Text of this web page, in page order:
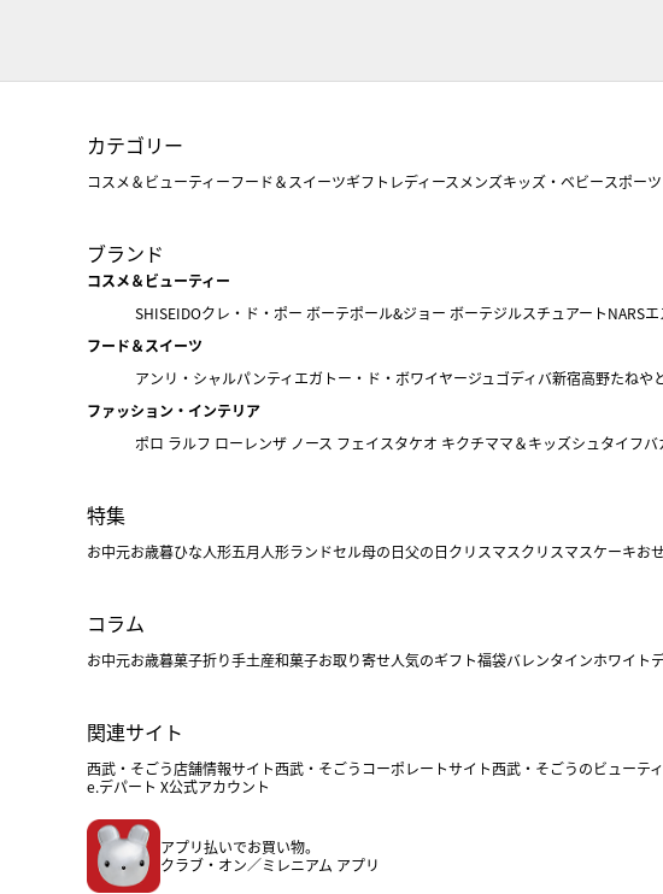
カテゴリー
コスメ＆ビューティーフード＆スイーツギフト レディース メンズキッズ・ベビースポー
ブランド
コスメ＆ビューティー
SHISEIDOクレ・ド・ポー ボーテポール&ジョー ボーテジルスチュアートNARSエ
フード＆スイーツ
アンリ・シャルパンティエガトー・ド・ボワイヤージュ ゴディバ新宿高野たねや
ファッション・インテリア
ポロ ラルフ ローレンザ ノース フェイスタケオ キクチママ＆キッズシュタイフバ
特集
お中元お歳暮ひな人形五月人形ランドセル母の日父の日クリスマスクリスマスケーキお
コラム
お中元お歳暮菓子折り手土産和菓子お取り寄せ人気のギフト福袋バレンタインホワイト
関連サイト
西武・そごう店舗情報サイト西武・そごうコーポレートサイト西武・そごうのビューテ
e.デパート X公式アカウント
アプリ払いでお買い物。
クラブ・オン／ミレニアム アプリ